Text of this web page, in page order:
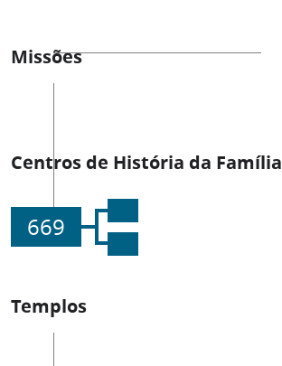
Missões
Centros de História da Família
669
Templos